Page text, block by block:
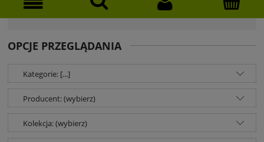
OPCJE PRZEGLĄDANIA
Kategorie: [...]
Producent: (wybierz)
Kolekcja: (wybierz)